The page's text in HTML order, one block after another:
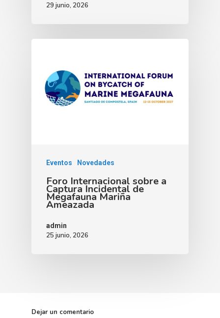
29 junio, 2026
Eventos Novedades
Foro Internacional sobre a
Captura Incidental de
Megafauna Mariña
Ameazada
admin
25 junio, 2026
Dejar un comentario